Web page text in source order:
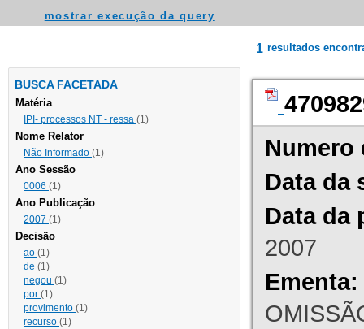
mostrar execução da query
BUSCA FACETADA
Matéria
IPI- processos NT - ressa (1)
Nome Relator
Não Informado (1)
Ano Sessão
0006 (1)
Ano Publicação
2007 (1)
Decisão
ao (1)
de (1)
negou (1)
por (1)
provimento (1)
recurso (1)
1 resultados
Numero
Data da
Data da
2007
Ementa: